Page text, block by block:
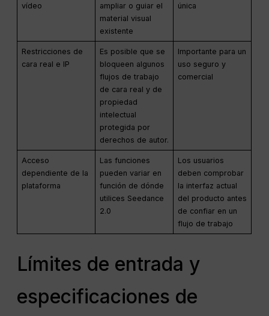
vídeo
ampliar o guiar el
material visual
existente
única
Restricciones de
cara real e IP
Es posible que se
bloqueen algunos
flujos de trabajo
de cara real y de
propiedad
intelectual
protegida por
derechos de autor.
Importante para un
uso seguro y
comercial
Acceso
dependiente de la
plataforma
Las funciones
pueden variar en
función de dónde
utilices Seedance
2.0
Los usuarios
deben comprobar
la interfaz actual
del producto antes
de confiar en un
flujo de trabajo
Límites de entrada y
especificaciones de